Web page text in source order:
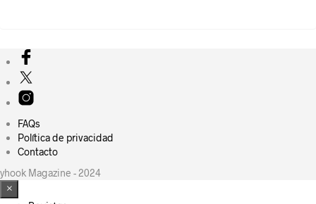
FAQs
Política de privacidad
Contacto
Magazine - 2024
×